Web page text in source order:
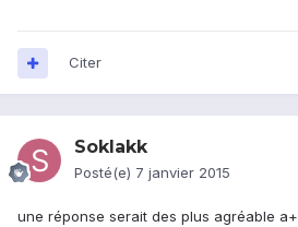
Citer
Soklakk
Posté(e) 7 janvier 2015
une réponse serait des plus agréable a+